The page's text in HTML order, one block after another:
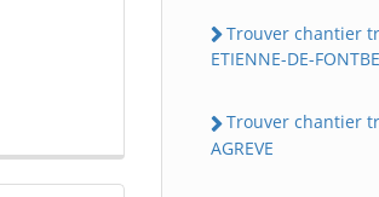
Trouver chantier
ETIENNE-DE-
Trouver chantier
AGREVE